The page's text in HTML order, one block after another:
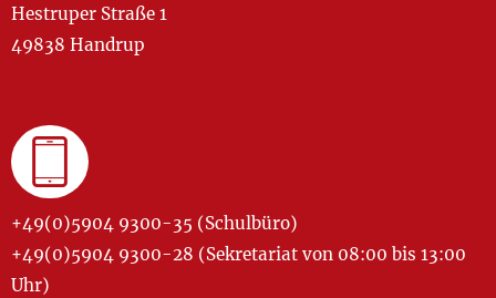
Hestruper Straße 1
49838 Handrup
+49(0)5904 9300-35 (Schulbüro)
+49(0)5904 9300-28 (Sekretariat von 08:00 bis 13:00
Uhr)